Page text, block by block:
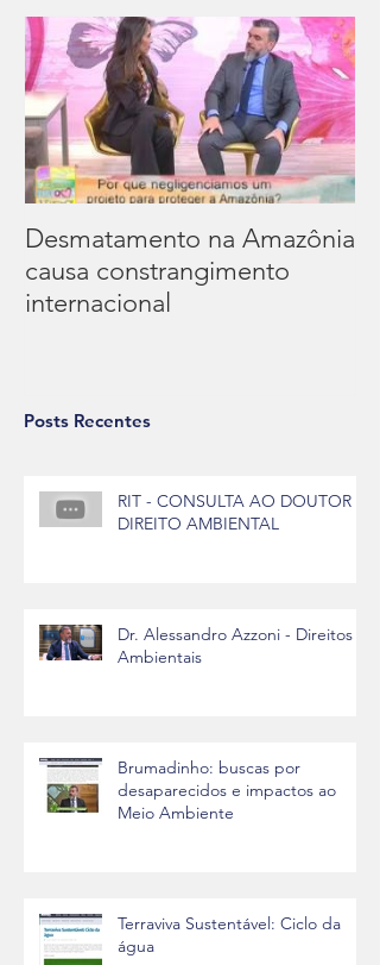
Posts Recentes
Desmatamento na Amazônia
causa constrangimento
internacional
RIT - CONSULTA AO DOUTOR -
DIREITO AMBIENTAL
Dr. Alessandro Azzoni - Direitos
Ambientais
Brumadinho: buscas por
desaparecidos e impactos ao
Meio Ambiente
Terraviva Sustentável: Ciclo da
água